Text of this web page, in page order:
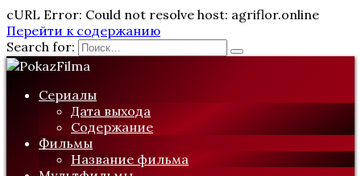
cURL Error: Could not resolve host: agriflor.online
Перейти к содержанию
Search for:
Сериалы
Дата выхода
Содержание
Фильмы
Название фильма